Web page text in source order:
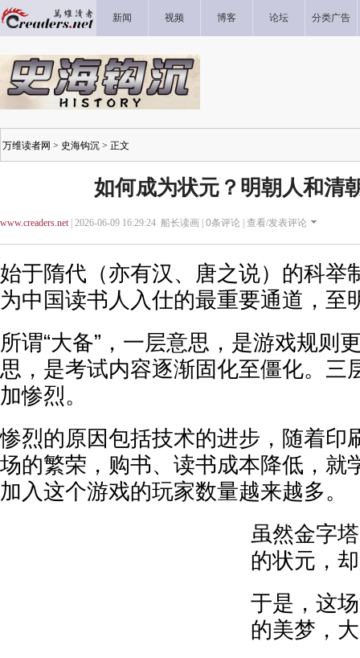
新闻 视频 博客 论坛 分类广告
万维读者网 > 史海钩沉 > 正文
如何成为状元？明朝人和清
www.creaders.net| 2026-06-09 16:29:24 船长读画 | 0条评论 | 查看/发表评论
始于隋代（亦有汉、唐之说）的科举
为中国读书人入仕的最重要通道，至
所谓“大备”，一层意思，是游戏规则
思，是考试内容逐渐固化至僵化。三
加惨烈。
惨烈的原因包括技术的进步，随着印
场的繁荣，购书、读书成本降低，就
加入这个游戏的玩家数量越来越多。
虽然金字
的状元，
于是，这
的美梦，